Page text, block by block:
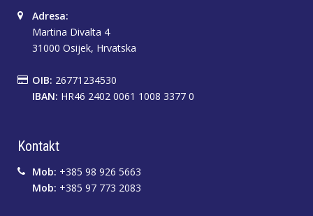
Adresa:
Martina Divalta 4
31000 Osijek, Hrvatska
OIB: 26771234530
IBAN: HR46 2402 0061 1008 3377 0
Kontakt
Mob: +385 98 926 5663
Mob: +385 97 773 2083